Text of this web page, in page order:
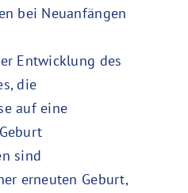
bei Neuanfängen
Entwicklung des
die
auf eine
sind
erneuten Geburt,